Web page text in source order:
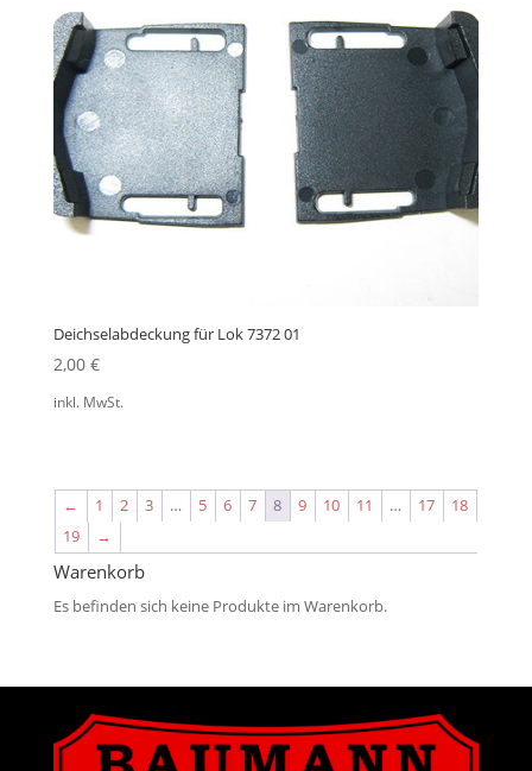
Deichselabdeckung für Lok 7372 01
2,00 €
inkl. MwSt.
← 1 2 3 … 5 6 7 8 9 10 11 … 17
18
19
→
Warenkorb
Es befinden sich keine Produkte im Warenkorb.